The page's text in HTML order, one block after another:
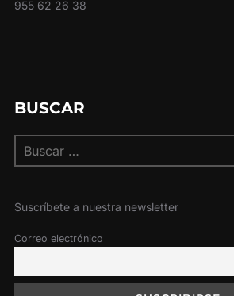
955 62 26 38
BUSCAR
Suscríbete a nuestra newsletter
Correo electrónico